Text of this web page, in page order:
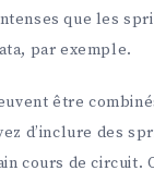
que les
par exemple.
être
d’inclure des
cours de circuit.